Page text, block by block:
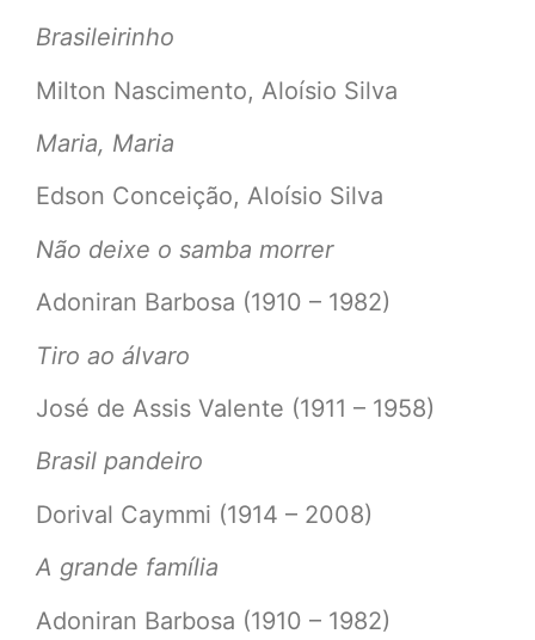
Brasileirinho
Milton Nascimento, Aloísio Silva
Maria, Maria
Edson Conceição, Aloísio Silva
Não deixe o samba morrer
Adoniran Barbosa (1910 – 1982)
Tiro ao álvaro
José de Assis Valente (1911 – 1958)
Brasil pandeiro
Dorival Caymmi (1914 – 2008)
A grande família
Adoniran Barbosa (1910 – 1982)